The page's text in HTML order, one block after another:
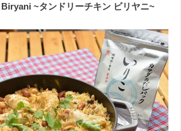
~タンドリーチキン ビリヤニ~